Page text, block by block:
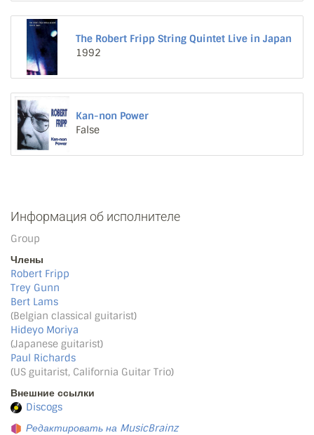
The Robert Fripp String Quintet Live in Japan
1992
Kan-non Power
False
Информация об исполнителе
Group
Члены
Robert Fripp
Trey Gunn
Bert Lams
(Belgian classical guitarist)
Hideyo Moriya
(Japanese guitarist)
Paul Richards
(US guitarist, California Guitar Trio)
Внешние ссылки
Discogs
Редактировать на MusicBrainz